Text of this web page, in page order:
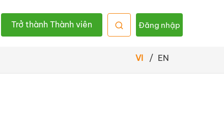
Trở thành Thành viên Đăng nhập
VI / EN